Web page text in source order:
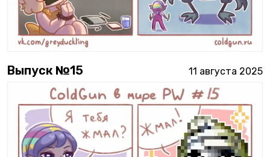
Выпуск №15 11 августа 2025